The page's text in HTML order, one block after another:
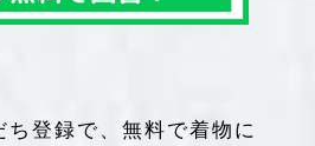
登録で、無料で着物に